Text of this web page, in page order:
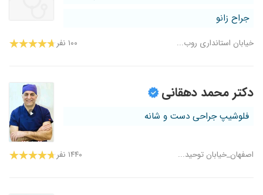
جراح زانو
خیابان استانداری روب... ۱۰۰ نفر
دکتر محمد دهقانی
فلوشیپ جراحی دست و شانه
اصفهان_خیابان توحید... ۱۴۴۰ نفر